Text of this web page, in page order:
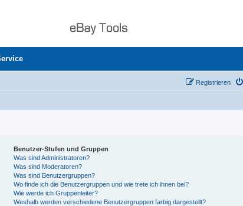
Registrieren
Benutzer-Stufen und Gruppen
Was sind Administratoren?
Was sind Moderatoren?
Was sind Benutzergruppen?
Wo finde ich die Benutzergruppen und wie trete ich ihnen bei?
Wie werde ich Gruppenleiter?
Weshalb werden verschiedene Benutzergruppen farbig dargestellt?